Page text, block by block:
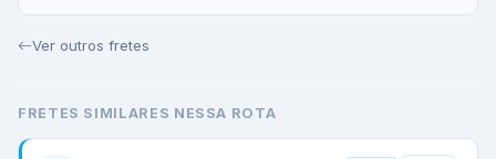
Ver outros fretes
FRETES SIMILARES NESSA ROTA